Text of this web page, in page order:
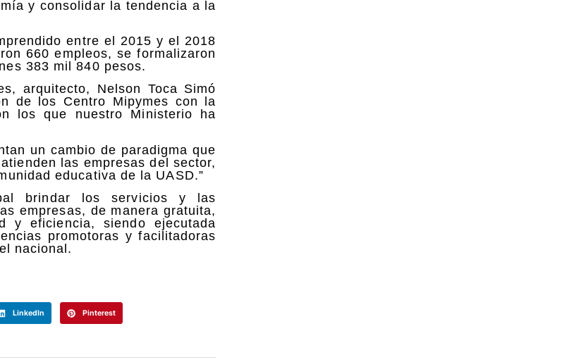
y consolidar la tendencia a la
entre el 2015 y el 2018
660 empleos, se formalizaron
383 mil 840 pesos.
arquitecto, Nelson Toca Simó
de los Centro Mipymes con la
los que nuestro Ministerio ha
un cambio de paradigma que
las empresas del sector,
educativa de la UASD.”
brindar los servicios y las
empresas, de manera gratuita,
y eficiencia, siendo ejecutada
promotoras y facilitadoras
nacional.
LinkedIn Pinterest